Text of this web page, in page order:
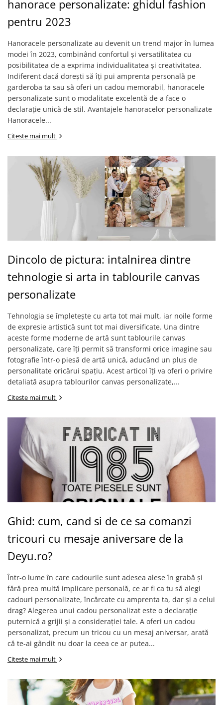
Tricouri Diverse
Tricouri Azi esti Tanar si maine...
Tricouri Mamici
Tricouri Pensionari
Tricouri Animalute
Tricouri Stari
Tricouri Gameri
Tricouri Vesele
Tricouri Zicale Romanesti
Tricouri Copii
hanorace personalizate: ghidul fashion
pentru 2023
Hanoracele personalizate au devenit un trend major în lumea
modei în 2023, combinând confortul și versatilitatea cu
posibilitatea de a exprima individualitatea și creativitatea.
Indiferent dacă dorești să îți pui amprenta personală pe
garderoba ta sau să oferi un cadou memorabil, hanoracele
personalizate sunt o modalitate excelentă de a face o
declarație unică de stil. Avantajele hanoracelor personalizate
Hanoracele...
Citeste mai mult
Dincolo de pictura: intalnirea dintre
tehnologie si arta in tablourile canvas
personalizate
Tehnologia se împletește cu arta tot mai mult, iar noile forme
de expresie artistică sunt tot mai diversificate. Una dintre
aceste forme moderne de artă sunt tablourile canvas
personalizate, care îți permit să transformi orice imagine sau
fotografie într-o piesă de artă unică, aducând un plus de
personalitate oricărui spațiu. Acest articol îți va oferi o privire
detaliată asupra tablourilor canvas personalizate,...
Citeste mai mult
Ghid: cum, cand si de ce sa comanzi
tricouri cu mesaje aniversare de la
Deyu.ro?
Într-o lume în care cadourile sunt adesea alese în grabă și
fără prea multă implicare personală, ce ar fi ca tu să alegi
cadouri personalizate, încărcate cu amprenta ta, dar și a celui
drag? Alegerea unui cadou personalizat este o declarație
puternică a grijii și a considerației tale. A oferi un cadou
personalizat, precum un tricou cu un mesaj aniversar, arată
că te-ai gândit nu doar la ceea ce ar putea...
Citeste mai mult